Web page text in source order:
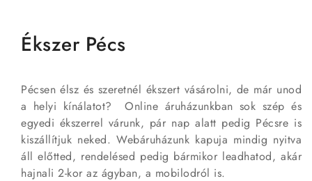
Ékszer Pécs
Pécsen élsz és szeretnél ékszert vásárolni, de már unod
a helyi kínálatot? Online áruházunkban sok szép és
egyedi ékszerrel várunk, pár nap alatt pedig Pécsre is
kiszállítjuk neked. Webáruházunk kapuja mindig nyitva
áll előtted, rendelésed pedig bármikor leadhatod, akár
hajnali 2-kor az ágyban, a mobilodról is.